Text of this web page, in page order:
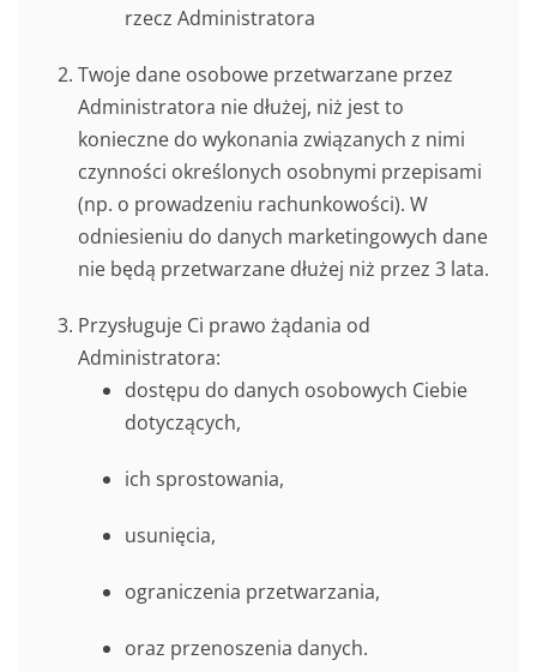
rzecz Administratora
Twoje dane osobowe przetwarzane przez
Administratora nie dłużej, niż jest to
konieczne do wykonania związanych z nimi
czynności określonych osobnymi przepisami
(np. o prowadzeniu rachunkowości). W
odniesieniu do danych marketingowych dane
nie będą przetwarzane dłużej niż przez 3 lata.
Przysługuje Ci prawo żądania od
Administratora:
dostępu do danych osobowych Ciebie
dotyczących,
ich sprostowania,
usunięcia,
ograniczenia przetwarzania,
oraz przenoszenia danych.